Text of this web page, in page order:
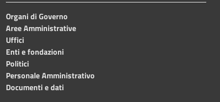
Organi di Governo
Aree Amministrative
Uffici
Enti e fondazioni
Politici
Personale Amministrativo
Documenti e dati